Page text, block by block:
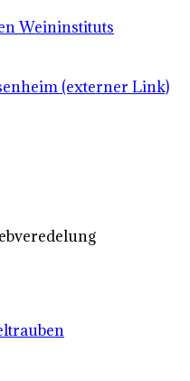
Weininstituts
(externer Link)